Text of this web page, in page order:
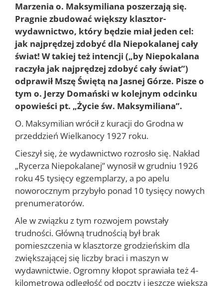
Marzenia o. Maksymiliana poszerzają się.
Pragnie zbudować większy klasztor-
wydawnictwo, który będzie miał jeden cel:
jak najprędzej zdobyć dla Niepokalanej cały
świat! W takiej też intencji („by Niepokalana
raczyła jak najprędzej zdobyć cały świat”)
odprawił Mszę Świętą na Jasnej Górze. Pisze o
tym o. Jerzy Domański w kolejnym odcinku
opowieści pt. „Życie św. Maksymiliana”.
O. Maksymilian wrócił z kuracji do Grodna w
przeddzień Wielka­nocy 1927 roku.
Cieszył się, że wydawnictwo rozrosło się. Nakład
„Rycerza Niepo­kalanej” wynosił w grudniu 1926
roku 45 tysięcy egzemplarzy, a po apelu
noworocznym przybyło ponad 10 tysięcy nowych
prenumerato­rów.
Ale w związku z tym rozwojem powstały
trudności. Główną trud­nością był brak
pomieszczenia w klasztorze grodzieńskim dla
zwięk­szającej się liczby braci i maszyn w
wydawnictwie. Ogromny kłopot sprawiała też 4-
kilometrowa odległość od poczty i jeszcze większa